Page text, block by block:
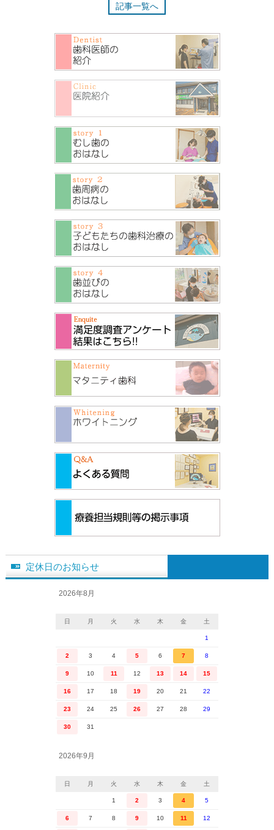
記事一覧へ
定休日のお知らせ
2026年8月
日 月 火 水 木 金 土
1
2 3 4 5 6 7 8
9 10 11 12 13 14 15
16 17 18 19 20 21 22
23 24 25 26 27 28 29
30 31
2026年9月
日 月 火 水 木 金 土
1 2 3 4 5
6 7 8 9 10 11 12